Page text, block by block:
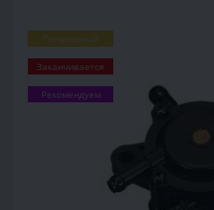
Популярный
Заканчивается
Рекомендуем